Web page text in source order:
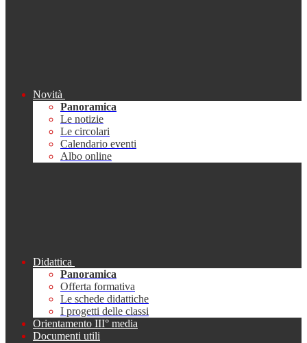
Novità
Panoramica
Le notizie
Le circolari
Calendario eventi
Albo online
Didattica
Panoramica
Offerta formativa
Le schede didattiche
I progetti delle classi
Orientamento III° media
Documenti utili